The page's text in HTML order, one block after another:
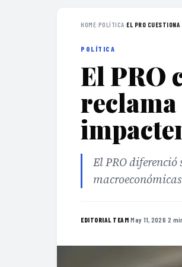
HOME›POLÍTICA›EL PRO
POLÍTICA
El PRO
reclama
El PRO
EDITORIAL TEAM·May 11, 2026·2